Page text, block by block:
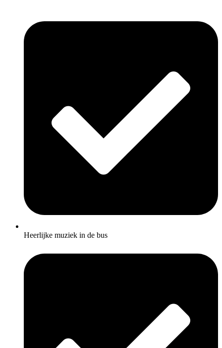
Heerlijke muziek in de bus